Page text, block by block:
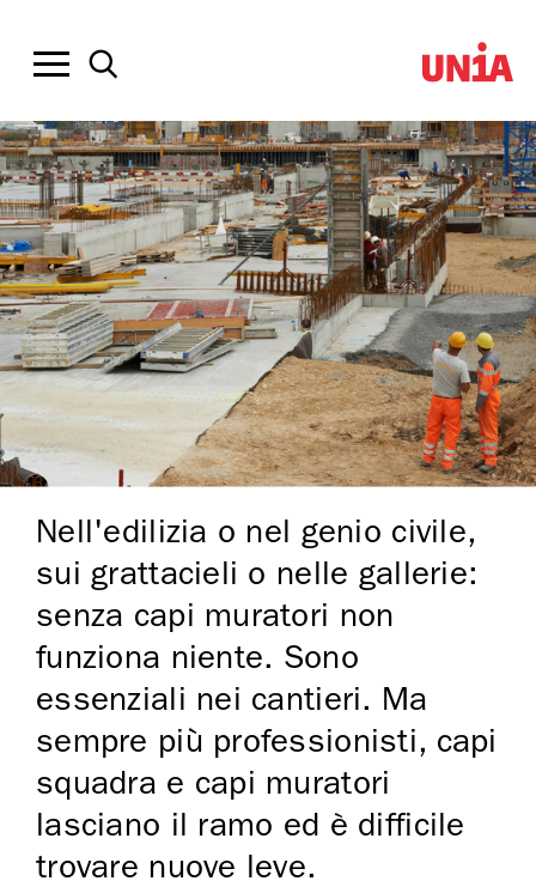
Nell'edilizia o nel genio civile,
sui grattacieli o nelle gallerie:
senza capi muratori non
funziona niente. Sono
essenziali nei cantieri. Ma
sempre più professionisti, capi
squadra e capi muratori
lasciano il ramo ed è difficile
trovare nuove leve.